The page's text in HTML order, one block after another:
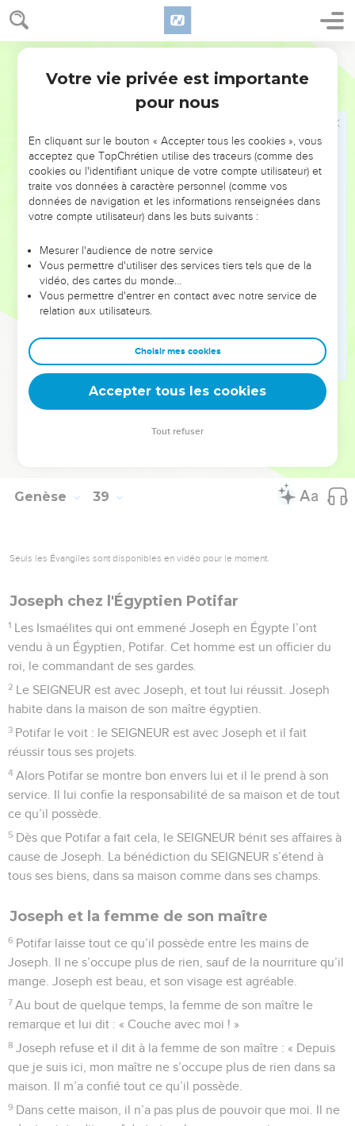
Genèse 38
Juda répond : « Faites-la sortir et brûlez-la vivante ! »
25 Pendant qu’on met Tamar dehors, elle envoie quelqu’un
bâton. C’est de leur propriétaire que j’attends un enfant.
Tâche de savoir à qui ils sont. »
que moi. Je devais la donner pour femme à mon fils Chéla et
je ne l’ai pas fait. » Après cela, Juda ne s’unit plus jamais à
elle.
Au moment de l’accouchement, on s’aperçoit que Tamar a
des jumeaux.
Pendant l’accouchement, l’un des bébés présente une
main, et la sage-femme la prend. Elle attache un fil rouge à
son poignet en disant : « Celui-ci est sorti le premier. »
Mais l’enfant rentre sa main, et son frère sort le premier.
Juda appelle l’enfant Pérès, ce qui veut dire « Ouverture ».
Puis l’autre enfant sort avec le fil rouge au poignet, et
Juda l’appelle Zéra.
© Société biblique française – Bibli’O, 2000, avec autorisation. Pour vous procurer
Genèse 39
Seuls les Évangiles sont disponibles en vidéo pour le moment.
Joseph chez l'Égyptien Potifar
1 Les Ismaélites qui ont emmené Joseph en Égypte l’ont
vendu à un Égyptien, Potifar. Cet homme est un officier du
roi, le commandant de ses gardes.
2 Le SEIGNEUR est avec Joseph, et tout lui réussit. Joseph
habite dans la maison de son maître égyptien.
3 Potifar le voit : le SEIGNEUR est avec Joseph et il fait
réussir tous ses projets.
4 Alors Potifar se montre bon envers lui et il le prend à son
service. Il lui confie la responsabilité de sa maison et de tout
ce qu’il possède.
5 Dès que Potifar a fait cela, le SEIGNEUR bénit ses affaires à
cause de Joseph. La bénédiction du SEIGNEUR s’étend à
tous ses biens, dans sa maison comme dans ses champs.
Joseph et la femme de son maître
6 Potifar laisse tout ce qu’il possède entre les mains de
Joseph. Il ne s’occupe plus de rien, sauf de la nourriture qu’il
mange. Joseph est beau, et son visage est agréable.
7 Au bout de quelque temps, la femme de son maître le
remarque et lui dit : « Couche avec moi ! »
8 Joseph refuse et il dit à la femme de son maître : « Depuis
que je suis ici, mon maître ne s’occupe plus de rien dans sa
maison. Il m’a confié tout ce qu’il possède.
9 Dans cette maison, il n’a pas plus de pouvoir que moi. Il ne
Votre vie privée est importante
pour nous
En cliquant sur le bouton « Accepter tous les cookies », vous
acceptez que TopChrétien utilise des traceurs (comme des
cookies ou l'identifiant unique de votre compte utilisateur) et
traite vos données à caractère personnel (comme vos
données de navigation et les informations renseignées dans
votre compte utilisateur) dans les buts suivants :
Mesurer l'audience de notre service
Vous permettre d'utiliser des services tiers tels que de la
vidéo, des cartes du monde…
Vous permettre d'entrer en contact avec notre service de
relation aux utilisateurs.
Choisir mes cookies
Accepter tous les cookies
Tout refuser